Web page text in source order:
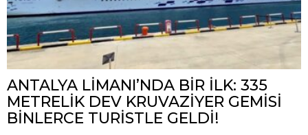
ANTALYA LİMANI’NDA BİR İLK: 335
METRELİK DEV KRUVAZİYER GEMİSİ
BİNLERCE TURİSTLE GELDİ!